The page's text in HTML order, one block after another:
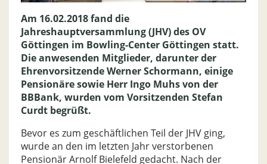
Am 16.02.2018 fand die
Jahreshauptversammlung (JHV) des OV
Göttingen im Bowling-Center Göttingen statt.
Die anwesenden Mitglieder, darunter der
Ehrenvorsitzende Werner Schormann, einige
Pensionäre sowie Herr Ingo Muhs von der
BBBank, wurden vom Vorsitzenden Stefan
Curdt begrüßt.
Bevor es zum geschäftlichen Teil der JHV ging,
wurde an den im letzten Jahr verstorbenen
Pensionär Arnolf Bielefeld gedacht. Nach der